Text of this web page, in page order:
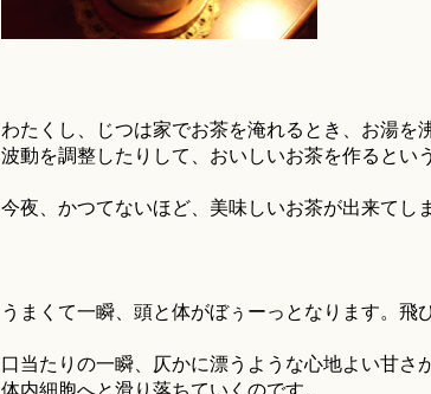
わたくし、じつは家でお茶を淹れるとき、お湯を
波動を調整したりして、おいしいお茶を作るとい
今夜、かつてないほど、美味しいお茶が出来てし
うまくて一瞬、頭と体がぼぅーっとなります。飛
口当たりの一瞬、仄かに漂うような心地よい甘さ
体内細胞へと滑り落ちていくのです。